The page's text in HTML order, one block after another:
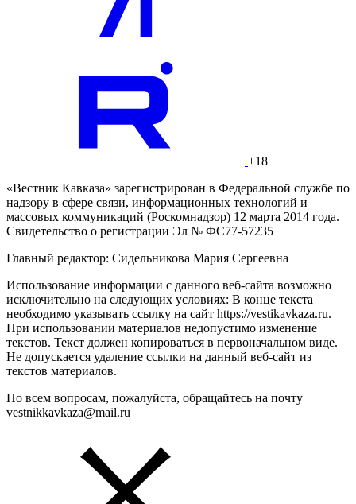
+18
«Вестник Кавказа» зарегистрирован в Федеральной службе по
надзору в сфере связи, информационных технологий и
массовых коммуникаций (Роскомнадзор) 12 марта 2014 года.
Свидетельство о регистрации Эл № ФС77-57235
Главный редактор: Сидельникова Мария Сергеевна
Использование информации с данного веб-сайта возможно
исключительно на следующих условиях: В конце текста
необходимо указывать ссылку на сайт https://vestikavkaza.ru.
При использовании материалов недопустимо изменение
текстов. Текст должен копироваться в первоначальном виде.
Не допускается удаление ссылки на данный веб-сайт из
текстов материалов.
По всем вопросам, пожалуйста, обращайтесь на почту
vestnikkavkaza@mail.ru